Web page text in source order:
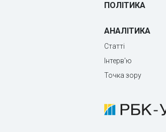
ПОЛІТИКА
АНАЛІТИКА
Статті
Інтерв'ю
Точка зору